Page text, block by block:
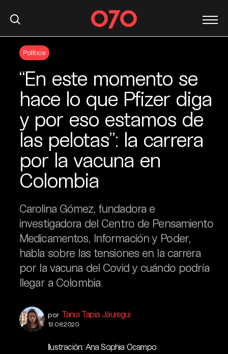
Política
“En este momento se
hace lo que Pfizer diga
y por eso estamos de
las pelotas”: la carrera
por la vacuna en
Colombia
Carolina Gómez, fundadora e
investigadora del Centro de Pensamiento
Medicamentos, Información y Poder,
habla sobre las tensiones en la carrera
por la vacuna del Covid y cuándo podría
llegar a Colombia.
por Tania Tapia Jáuregui
13.08.2020
Ilustración: Ana Sophia Ocampo